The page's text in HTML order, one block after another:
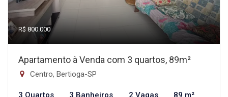
R$ 800.000
Apartamento à Venda com 3 quartos, 89m²
Centro, Bertioga-SP
3 Quartos 3 Banheiros 2 Vagas 89 m²